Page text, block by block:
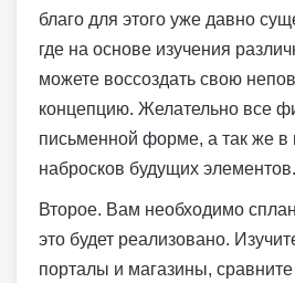
благо для этого уже давно
где на основе изучения
можете воссоздать свою
концепцию. Желательно все
письменной форме, а так же в
набросков будущих элементов.
Второе. Вам необходимо
это будет реализовано.
порталы и магазины,